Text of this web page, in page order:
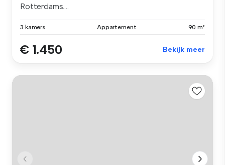
Rotterdams....
3 kamers Appartement 90 m²
€ 1.450 Bekijk meer